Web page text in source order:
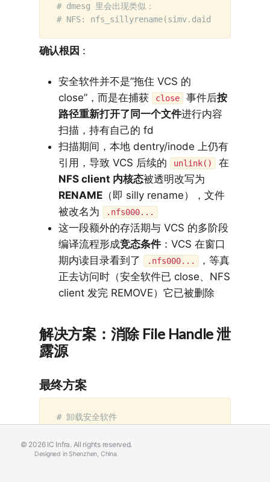
# dmesg 里会出现类似：
# NFS: nfs_sillyrename(simv.daidir/.../DB ->
确认根因 ：
安全软件并不是”拖住 VCS 的
close”，而是在捕获
close 事件后按
路径重新打开了同一个文件进行内容
扫描，持有自己的 fd
扫描期间，本地 dentry/inode 上仍有
引用，导致 VCS 后续的
unlink()
在
NFS client 内核态被透明改写为
RENAME（即 silly rename），文件
被改名为
.nfs000...
这一段额外的存活期与 VCS 的多阶段
编译流程形成竞态条件：VCS 在窗口
期内读目录看到了
.nfs000...
，等真
正去访问时（安全软件已 close、NFS
client 发完 REMOVE）它已被删除
解决方案：消除 File Handle 泄
露源
最终方案
# 卸载安全软件
systemctl disable security-software
yum remove security-software
Need IC Infra Help?
Delivering EDA toolchain deployment, LSF scheduling,
Book Consultation
© 2026 IC Infra. All rights reserved.
Designed in Shenzhen, China.